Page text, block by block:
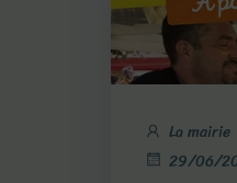
La mairie
29/06/